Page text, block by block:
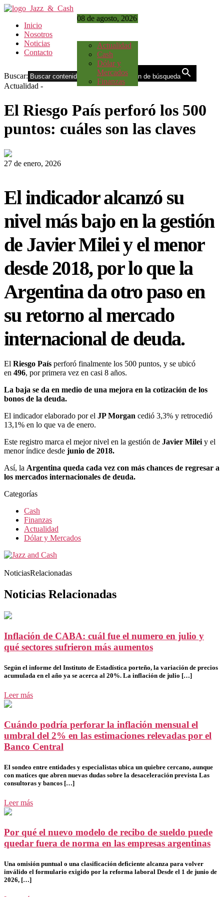
08 de agosto, 2026
Inicio
Nosotros
Noticias
Actualidad
Cash
Dólar y
Mercados
Finanzas
Contacto
Buscar: Botón de búsqueda
Actualidad -
El Riesgo País perforó los 500
puntos: cuáles son las claves
27 de enero, 2026
El indicador alcanzó su
nivel más bajo en la gestión
de Javier Milei y el menor
desde 2018, por lo que la
Argentina da otro paso en
su retorno al mercado
internacional de deuda.
El Riesgo País perforó finalmente los 500 puntos, y se ubicó
en 496, por primera vez en casi 8 años.
La baja se da en medio de una mejora en la cotización de los
bonos de la deuda.
El indicador elaborado por el JP Morgan cedió 3,3% y retrocedió
13,1% en lo que va de enero.
Este registro marca el mejor nivel en la gestión de Javier Milei y el
menor índice desde junio de 2018.
Así, la Argentina queda cada vez con más chances de regresar a
los mercados internacionales de deuda.
Categorías
Cash
Finanzas
Actualidad
Dólar y Mercados
NoticiasRelacionadas
Noticias Relacionadas
Inflación de CABA: cuál fue el numero en julio y
qué sectores sufrieron más aumentos
Según el informe del Instituto de Estadística porteño, la variación de precios
acumulada en el año ya se acerca al 20%. La inflación de julio […]
Leer más
Cuándo podría perforar la inflación mensual el
umbral del 2% en las estimaciones relevadas por el
Banco Central
El sondeo entre entidades y especialistas ubica un quiebre cercano, aunque
con matices que abren nuevas dudas sobre la desaceleración prevista Las
consultoras y bancos […]
Leer más
Por qué el nuevo modelo de recibo de sueldo puede
quedar fuera de norma en las empresas argentinas
Una omisión puntual o una clasificación deficiente alcanza para volver
inválido el formulario exigido por la reforma laboral Desde el 1 de junio de
2026, […]